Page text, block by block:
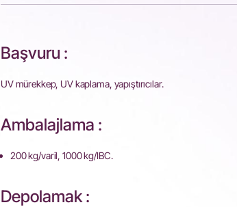
Başvuru :
UV mürekkep, UV kaplama, yapıştırıcılar.
Ambalajlama :
200 kg/varil, 1000 kg/IBC.
Depolamak :